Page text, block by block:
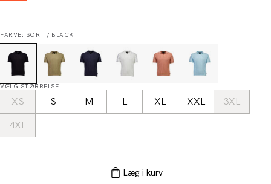
FARVE: SORT / BLACK
VÆLG STØRRELSE
XS S M L XL XXL
3XL
4XL
Læg i kurv